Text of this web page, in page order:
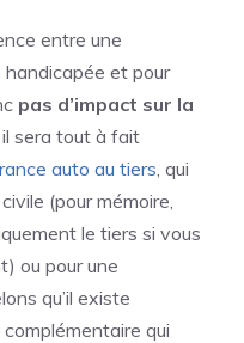
entre une
et pour
pas d’impact sur la
il sera tout à fait
auto au tiers , qui
(pour mémoire,
le tiers si vous
ou pour une
qu’il existe
qui